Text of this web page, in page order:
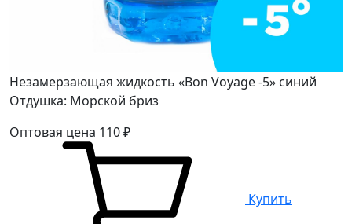
Незамерзающая жидкость «Bon Voyage -5» синий
Отдушка: Морской бриз
Оптовая цена 110₽
Купить